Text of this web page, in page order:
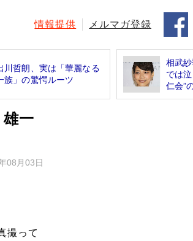
情報提供 メルマガ登録
川哲朗、実は「華麗なる
族」の驚愕ルーツ
相武
では
仁会”
雄一
08月03日
撮って